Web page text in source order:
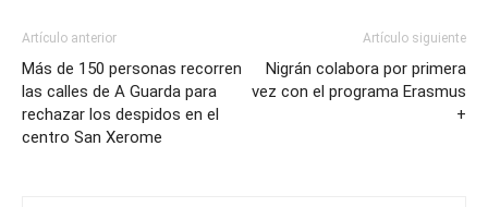
Artículo anterior
Más de 150 personas recorren
las calles de A Guarda para
rechazar los despidos en el
centro San Xerome
Artículo siguiente
Nigrán colabora por primera
vez con el programa Erasmus
+